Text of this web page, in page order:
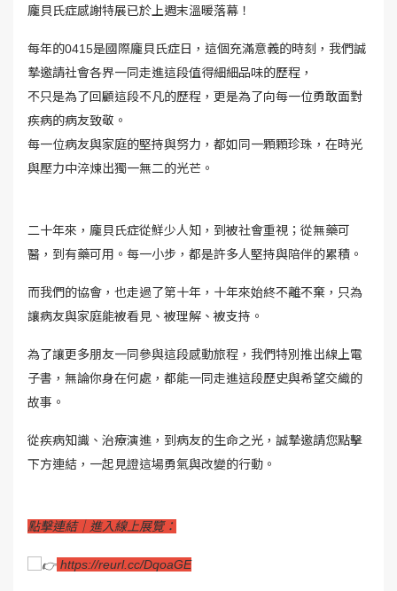
龐貝氏症感謝特展已於上週末溫暖落幕！
每年的0415是國際龐貝氏症日，這個充滿意義的時刻，我們誠
摯邀請社會各界一同走進這段值得細細品味的歷程，
不只是為了回顧這段不凡的歷程，更是為了向每一位勇敢面對
疾病的病友致敬。
每一位病友與家庭的堅持與努力，都如同一顆顆珍珠，在時光
與壓力中淬煉出獨一無二的光芒。
二十年來，龐貝氏症從鮮少人知，到被社會重視；從無藥可
醫，到有藥可用。每一小步，都是許多人堅持與陪伴的累積。
而我們的協會，也走過了第十年，十年來始終不離不棄，只為
讓病友與家庭能被看見、被理解、被支持。
為了讓更多朋友一同參與這段感動旅程，我們特別推出線上電
子書，無論你身在何處，都能一同走進這段歷史與希望交織的
故事。
從疾病知識、治療演進，到病友的生命之光，誠摯邀請您點擊
下方連結，一起見證這場勇氣與改變的行動。
點擊連結｜進入線上展覽：
https://reurl.cc/DqoaGE